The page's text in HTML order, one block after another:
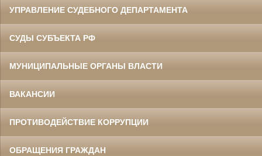
УПРАВЛЕНИЕ СУДЕБНОГО ДЕПАРТАМЕНТА
СУДЫ СУБЪЕКТА РФ
МУНИЦИПАЛЬНЫЕ ОРГАНЫ ВЛАСТИ
ВАКАНСИИ
ПРОТИВОДЕЙСТВИЕ КОРРУПЦИИ
ОБРАЩЕНИЯ ГРАЖДАН